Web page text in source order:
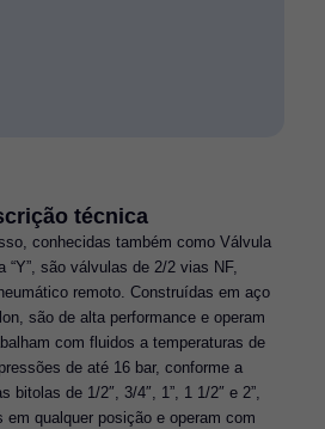
técnica
conhecidas também como Válvula
“Y”, são válvulas de 2/2 vias NF,
remoto. Construídas em aço
são de alta performance e operam
com fluidos a temperaturas de
de até 16 bar, conforme a
bitolas de 1/2″, 3/4″, 1”, 1 1/2″ e 2”,
em qualquer posição e operam com